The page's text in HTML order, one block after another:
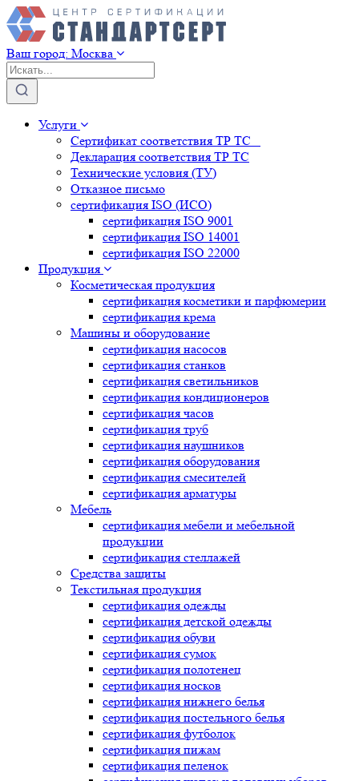
Ваш город: Москва
Услуги
Сертификат соответствия ТР ТС
Декларация соответствия ТР ТС
Технические условия (ТУ)
Отказное письмо
сертификация ISO (ИСО)
сертификация ISO 9001
сертификация ISO 14001
сертификация ISO 22000
Продукция
Косметическая продукция
сертификация косметики и парфюмерии
сертификация крема
Машины и оборудование
сертификация насосов
сертификация станков
сертификация светильников
сертификация кондиционеров
сертификация часов
сертификация труб
сертификация наушников
сертификация оборудования
сертификация смесителей
сертификация арматуры
Мебель
сертификация мебели и мебельной
продукции
сертификация стеллажей
Средства защиты
Текстильная продукция
сертификация одежды
сертификация детской одежды
сертификация обуви
сертификация сумок
сертификация полотенец
сертификация носков
сертификация нижнего белья
сертификация постельного белья
сертификация футболок
сертификация пижам
сертификация пеленок